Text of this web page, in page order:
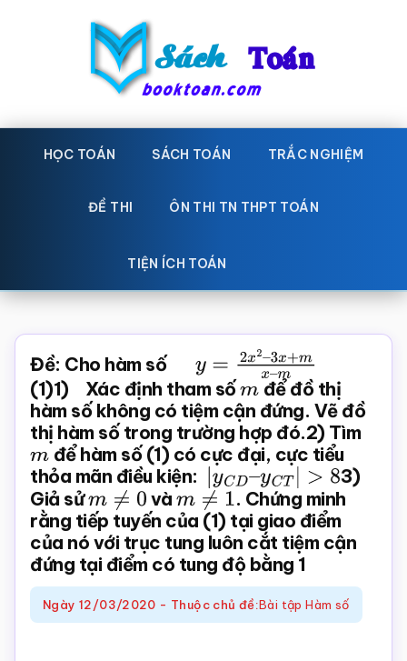
Sách
Toán
toán
Học
toán,
giáo
Toán,
trắc
nghiệm
Toán
online
HỌC TOÁN SÁCH TOÁN TRẮC NGHIỆM
ĐỀ THI ÔN THI TN THPT TOÁN
TIỆN ÍCH TOÁN
Đề: Cho hàm số y=2 x2–
3x+mx–m
(1)1) Xác định tham sốm để đồ thị
hàm số không có tiệm cận đứng. Vẽ đồ
thị hàm số trong trường hợp đó.2) Tìm
m để hàm số (1) có cực đại, cực tiểu
thỏa mãn điều kiện:
|yCD–yCT >8
3)
Giả sửm≠ 0 và m≠ 1
. Chứng minh
rằng tiếp tuyến của (1) tại giao điểm
của nó với trục tung luôn cắt tiệm cận
đứng tại điểm có tung độ bằng 1
Ngày 12/03/2020 - Thuộc chủ đề:Bài tập Hàm số